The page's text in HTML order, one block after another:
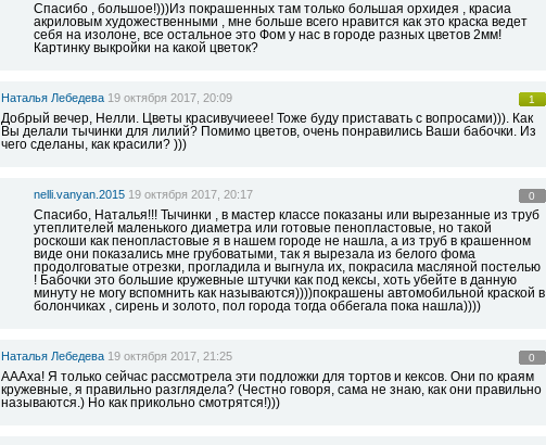
Спасибо , большое!)))Из покрашенных там только большая орхидея , красиа
акриловым художественными , мне больше всего нравится как это краска ведет
себя на изолоне, все остальное это Фом у нас в городе разных цветов 2мм!
Картинку выкройки на какой цветок?
Наталья Лебедева 19 октября 2017, 20:09 1
Добрый вечер, Нелли. Цветы красивучиеее! Тоже буду приставать с вопросами))). Как
Вы делали тычинки для лилий? Помимо цветов, очень понравились Ваши бабочки. Из
чего сделаны, как красили? )))
nelli.vanyan.2015 19 октября 2017, 20:17 0
Спасибо, Наталья!!! Тычинки , в мастер классе показаны или вырезанные из труб
утеплителей маленького диаметра или готовые пенопластовые, но такой
роскоши как пенопластовые я в нашем городе не нашла, а из труб в крашенном
виде они показались мне грубоватыми, так я вырезала из белого фома
продолговатые отрезки, прогладила и выгнула их, покрасила масляной постелью
! Бабочки это большие кружевные штучки как под кексы, хоть убейте в данную
минуту не могу вспомнить как называются))))покрашены автомобильной краской в
болончиках , сирень и золото, пол города тогда оббегала пока нашла))))
Наталья Лебедева 19 октября 2017, 21:25 0
АААха! Я только сейчас рассмотрела эти подложки для тортов и кексов. Они по краям
кружевные, я правильно разглядела? (Честно говоря, сама не знаю, как они правильно
называются.) Но как прикольно смотрятся!)))